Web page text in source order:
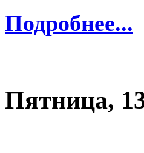
Подробнее...
Пятница,